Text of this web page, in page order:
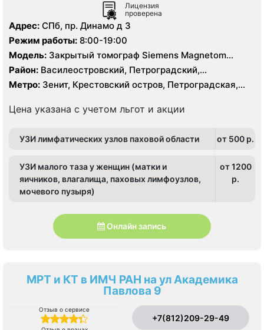
Лицензия
проверена
Адрес: СПб, пр. Динамо д 3
Режим работы: 8:00-19:00
Модель: Закрытый томограф Siemens Magnetom
Essenza 1.5 Тесла, КТ Aquilion 64 фирмы Toshiba 64
среза
Район: Василеостровский, Петроградский,
Приморский
Метро: Зенит, Крестовский остров, Петроградская,
Чкаловская
Цена указана с учетом льгот и акции
УЗИ лимфатических узлов паховой области от 500 p.
УЗИ малого таза у женщин (матки и
яичников, влагалища, паховых лимфоузлов,
мочевого пузыря)
от 1200
p.
Онлайн запись
МРТ и КТ в ИМЧ РАН на ул Академика
Павлова 9
Отзыв о сервисе
+7(812)209-29-49